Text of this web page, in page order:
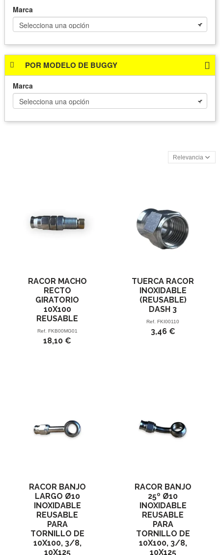
Relevancia
RACOR MACHO
RECTO
GIRATORIO
10X100
REUSABLE
Ref. FKB00MG01
18,10 €
TUERCA RACOR
INOXIDABLE
(REUSABLE)
DASH 3
Ref. FKI00110
3,46 €
RACOR BANJO
LARGO Ø10
INOXIDABLE
REUSABLE
PARA
TORNILLO DE
10X100, 3/8,
10X125
RACOR BANJO
25º Ø10
INOXIDABLE
REUSABLE
PARA
TORNILLO DE
10X100, 3/8,
10X125
Marca
POR MODELO DE BUGGY
Marca